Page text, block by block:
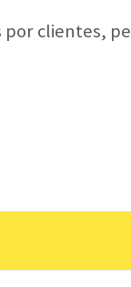
por clientes,